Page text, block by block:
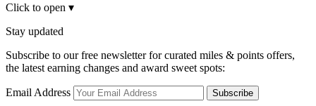
Click to open ▾
Stay updated
Subscribe to our free newsletter for curated miles & points offers,
the latest earning changes and award sweet spots:
Email Address Subscribe